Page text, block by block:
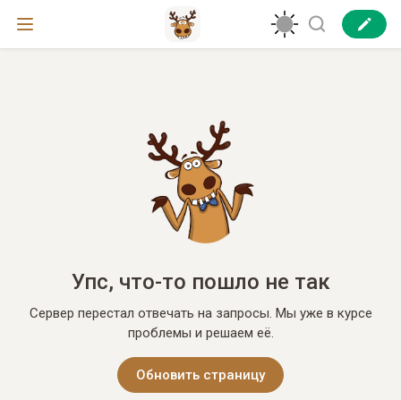
Упс, что-то пошло не так
Сервер перестал отвечать на запросы. Мы уже в курсе
проблемы и решаем её.
Обновить страницу